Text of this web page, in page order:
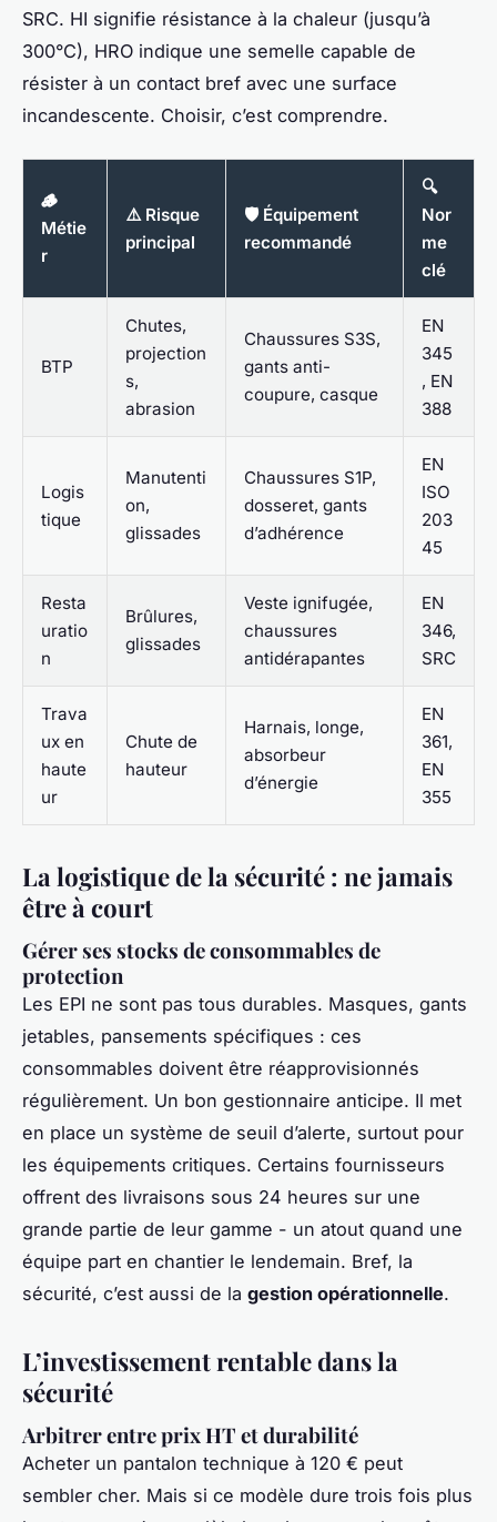
SRC. HI signifie résistance à la chaleur (jusqu’à
300°C), HRO indique une semelle capable de
résister à un contact bref avec une surface
incandescente. Choisir, c’est comprendre.
🪵
Métie
r
⚠️ Risque
principal
🛡️ Équipement
recommandé
🔍
Nor
me
clé
BTP
Chutes,
projection
s,
abrasion
Chaussures S3S,
gants anti-
coupure, casque
EN
345
, EN
388
Logis
tique
Manutenti
on,
glissades
Chaussures S1P,
dosseret, gants
d’adhérence
EN
ISO
203
45
Resta
uratio
n
Brûlures,
glissades
Veste ignifugée,
chaussures
antidérapantes
EN
346,
SRC
Trava
ux en
haute
ur
Chute de
hauteur
Harnais, longe,
absorbeur
d’énergie
EN
361,
EN
355
La logistique de la sécurité : ne jamais
être à court
Gérer ses stocks de consommables de
protection
Les EPI ne sont pas tous durables. Masques, gants
jetables, pansements spécifiques : ces
consommables doivent être réapprovisionnés
régulièrement. Un bon gestionnaire anticipe. Il met
en place un système de seuil d’alerte, surtout pour
les équipements critiques. Certains fournisseurs
offrent des livraisons sous 24 heures sur une
grande partie de leur gamme - un atout quand une
équipe part en chantier le lendemain. Bref, la
sécurité, c’est aussi de la gestion opérationnelle.
L’investissement rentable dans la
sécurité
Arbitrer entre prix HT et durabilité
Acheter un pantalon technique à 120 € peut
sembler cher. Mais si ce modèle dure trois fois plus